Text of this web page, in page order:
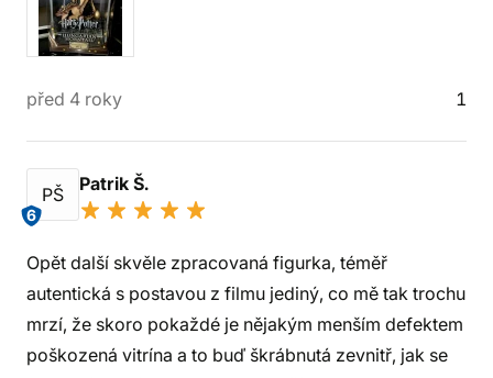
před 4 roky 1
PŠ
6
Patrik Š.
Opět další skvěle zpracovaná figurka, téměř
autentická s postavou z filmu jediný, co mě tak trochu
mrzí, že skoro pokaždé je nějakým menším defektem
poškozená vitrína a to buď škrábnutá zevnitř, jak se